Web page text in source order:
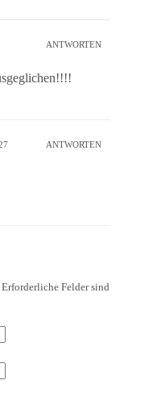
ANTWORTEN
ANTWORTEN
Erforderliche Felder sind